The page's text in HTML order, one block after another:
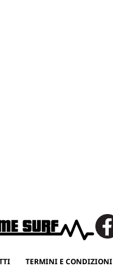
TERMINI E CONDIZIONI